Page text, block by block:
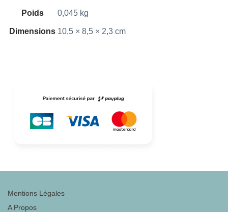
Poids 0,045 kg
Dimensions 10,5 × 8,5 × 2,3 cm
Mentions Légales
A Propos